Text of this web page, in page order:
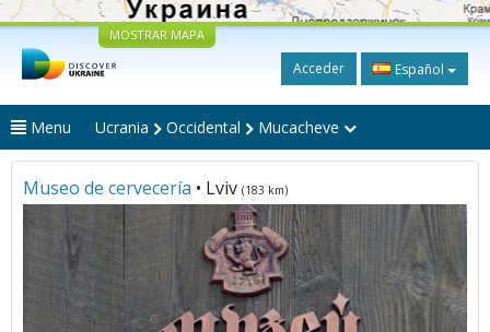
MOSTRAR MAPA
Acceder Español
Menu Ucrania Occidental Mucacheve
Museo de cervecería • Lviv (183 km)